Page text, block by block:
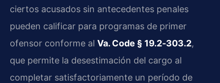
ciertos acusados sin antecedentes penales
pueden calificar para programas de primer
ofensor conforme al Va. Code § 19.2‑303.2,
que permite la desestimación del cargo al
completar satisfactoriamente un período de